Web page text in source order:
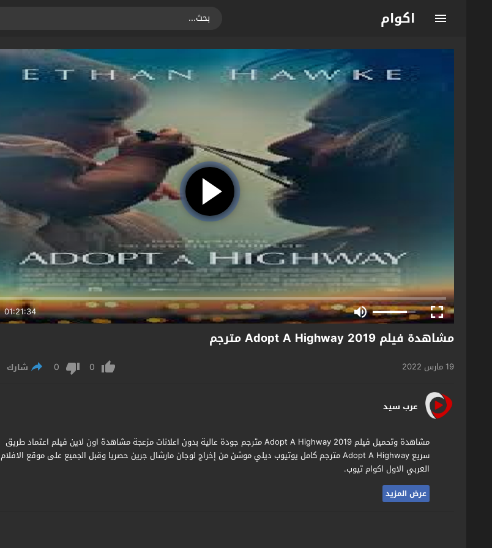
اكوام
01:21:34
مشاهدة فيلم Adopt A Highway 2019 مترجم
19 مارس 2022 0
0 شارك
عرب سيد
مشاهدة وتحميل فيلم Adopt A Highway 2019 مترجم جودة عالية بدون اعلانات مزعجة مشاهدة اون لاين فيلم اعتماد طريق
سريع Adopt A Highway مترجم كامل يوتيوب ديلي موشن من إخراج لوجان مارشال جرين حصريا وقبل الجميع على موقع الافلام
العربي الاول اكوام تيوب.
عرض المزيد